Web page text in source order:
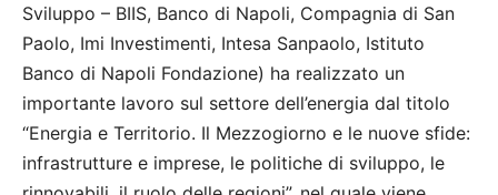
Sviluppo – BIIS, Banco di Napoli, Compagnia di San
Paolo, Imi Investimenti, Intesa Sanpaolo, Istituto
Banco di Napoli Fondazione) ha realizzato un
importante lavoro sul settore dell’energia dal titolo
“Energia e Territorio. Il Mezzogiorno e le nuove sfide:
infrastrutture e imprese, le politiche di sviluppo, le